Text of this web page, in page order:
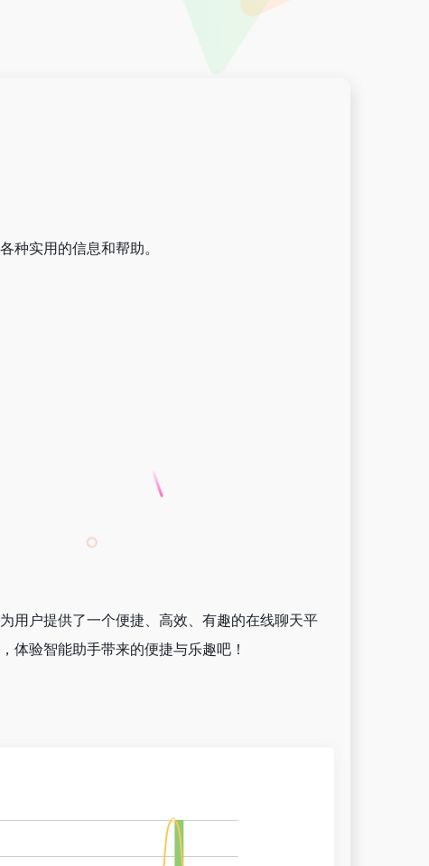
种实用的信息和帮助。
用户提供了一个便捷、高效、有趣的在线聊天平
体验智能助手带来的便捷与乐趣吧！